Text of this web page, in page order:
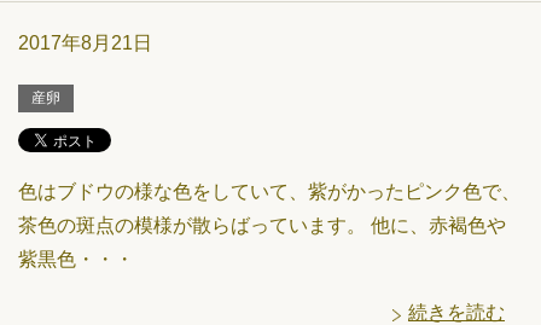
2017年8月21日
産卵
色はブドウの様な色をしていて、紫がかったピンク色で、
茶色の斑点の模様が散らばっています。 他に、赤褐色や
紫黒色・・・
続きを読む